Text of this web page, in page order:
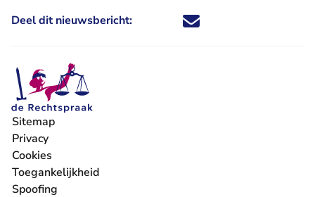
Deel dit nieuwsbericht: Deel dit nieuwsbericht via X -
Deel dit nieuwsbericht via
Deel dit nieuwsbericht
Deel dit
Sitemap
Privacy
Cookies
Toegankelijkheid
Spoofing